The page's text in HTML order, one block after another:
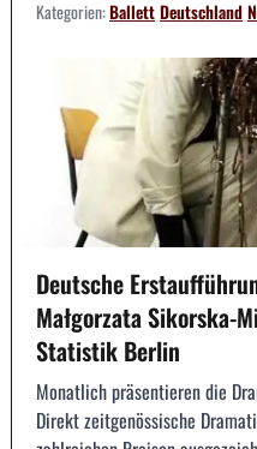
Kategorien:BallettDeutschland
Deutsche
Małgorzata Sikorska-
Statistik Berlin
Monatlich präsentieren die
Direkt zeitgenössische